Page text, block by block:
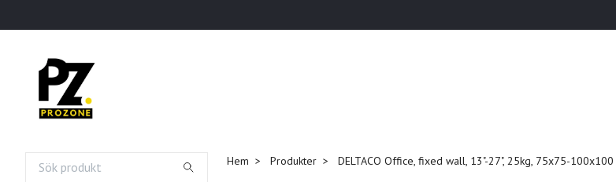
Hem Produkter DELTACO Office, fixed wall, 13"-27", 25kg, 75x75-100x100